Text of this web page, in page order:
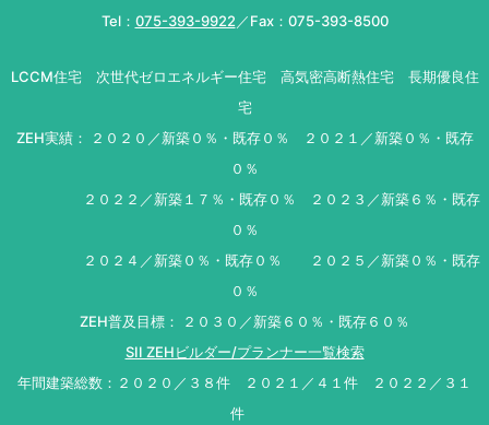
Tel： 075-393-9922 ／Fax：075-393-8500
LCCM住宅 次世代ゼロエネルギー住宅 高気密高断熱住宅 長期優良住
宅
ZEH実績： ２０２０／新築０％・既存０％ ２０２１／新築０％・既存
０％
２０２２／新築１７％・既存０％ ２０２３／新築６％・既存
０％
２０２４／新築０％・既存０％ ２０２５／新築０％・既存
０％
ZEH普及目標： ２０３０／新築６０％・既存６０％
SII ZEHビルダー/プランナー一覧検索
年間建築総数：２０２０／３８件 ２０２１／４１件 ２０２２／３１
件